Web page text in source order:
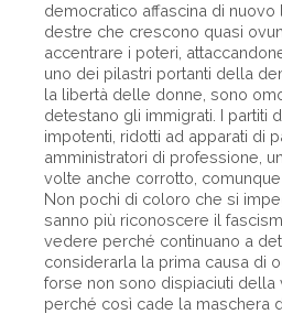
democratico affascina di nuovo
destre che crescono quasi
accentrare i poteri,
uno dei pilastri portanti della
la libertà delle donne, sono
detestano gli immigrati. I partiti
impotenti, ridotti ad apparati di
amministratori di professione,
volte anche corrotto,
Non pochi di coloro che si
sanno più riconoscere il
vedere perché continuano a
considerarla la prima causa di
forse non sono dispiaciuti della
perché così cade la maschera